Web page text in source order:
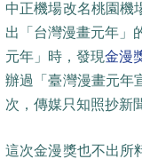
中正機場改名桃園機
出「台灣漫畫元年」
元年」時，發現金漫
辦過「臺灣漫畫元年
次，傳媒只知照抄新
這次金漫獎也不出所